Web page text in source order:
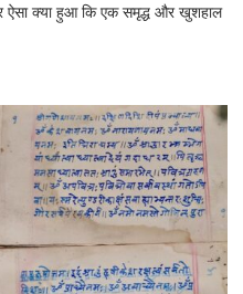
रात
गाँव!
200
साल
बाद
भी
क्यों
बसा
क्या हुआ कि एक समृद्ध और खुशहाल